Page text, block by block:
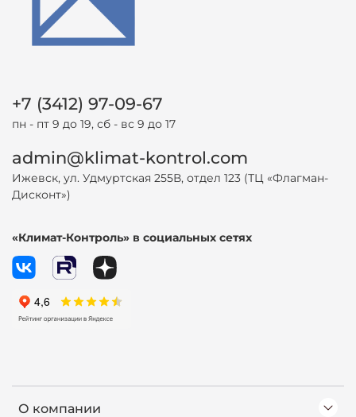
О компании
+7 (3412) 97-09-67
пн - пт 9 до 19, сб - вс 9 до 17
admin@klimat-kontrol.com
Ижевск, ул. Удмуртская 255В, отдел 123 (ТЦ «Флагман-
Дисконт»)
«Климат-Контроль» в социальных сетях